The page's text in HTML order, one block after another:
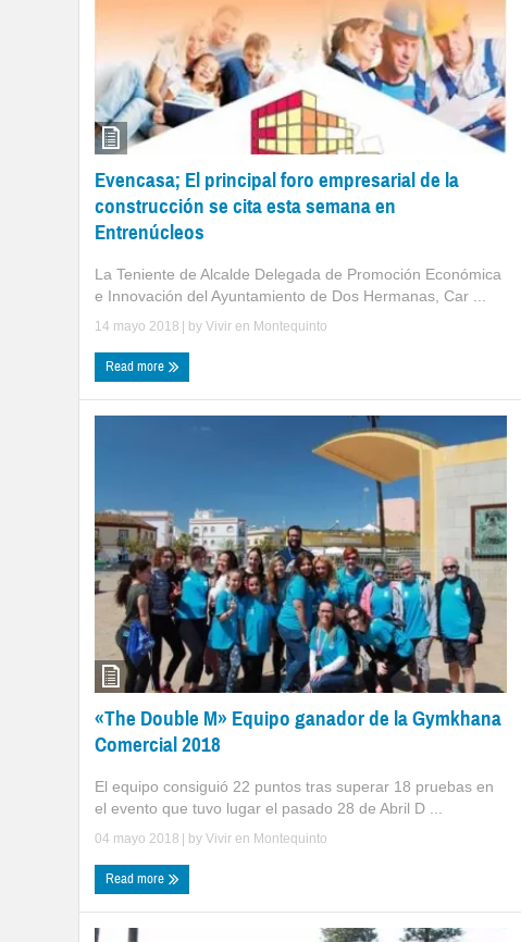
Evencasa; El principal foro empresarial de la
construcción se cita esta semana en
Entrenúcleos
La Teniente de Alcalde Delegada de Promoción Económica
e Innovación del Ayuntamiento de Dos Hermanas, Car ...
14 mayo 2018 | by Vivir en Montequinto
Read more
«The Double M» Equipo ganador de la Gymkhana
Comercial 2018
El equipo consiguió 22 puntos tras superar 18 pruebas en
el evento que tuvo lugar el pasado 28 de Abril D ...
04 mayo 2018 | by Vivir en Montequinto
Read more